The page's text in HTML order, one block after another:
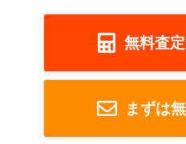
無料査
まずは